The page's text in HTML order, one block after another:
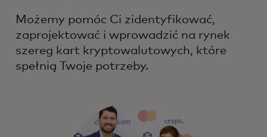
Możemy pomóc Ci zidentyfikować,
zaprojektować i wprowadzić na rynek
szereg kart kryptowalutowych, które
spełnią Twoje potrzeby.